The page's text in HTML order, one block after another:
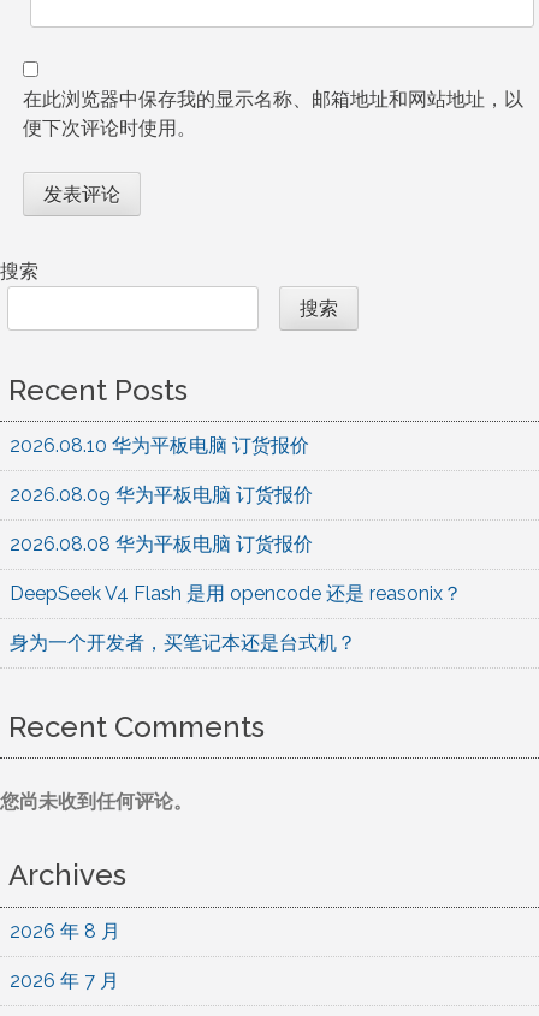
在此浏览器中保存我的显示名称、邮箱地址和网站地址，以
便下次评论时使用。
搜索
搜索
Recent Posts
2026.08.10 华为平板电脑 订货报价
2026.08.09 华为平板电脑 订货报价
2026.08.08 华为平板电脑 订货报价
DeepSeek V4 Flash 是用 opencode 还是 reasonix？
身为一个开发者，买笔记本还是台式机？
Recent Comments
您尚未收到任何评论。
Archives
2026 年 8 月
2026 年 7 月